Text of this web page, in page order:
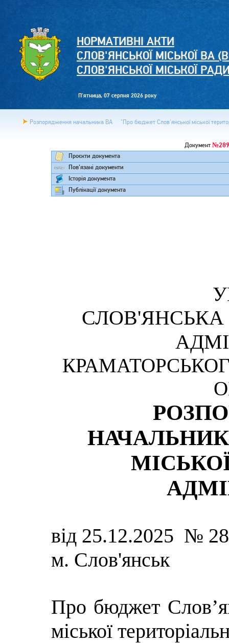
НОРМАТИВНІ АКТИ
СЛОВ'ЯНСЬКОЇ МІСЬКОЇ ВА
СЛОВ'ЯНСЬКОЇ МІСЬКОЇ
П'ятница, 07 серпня 2026 року
Розпорядження начальника ВА "Про бюджет Слов'янської міської
Документ
Проєкти документа
Пов'язані документи
Історія документа
Публікації документа
СЛОВ'ЯНСЬКА
від 25.12.2025 №
м. Слов'янськ
Про бюджет
міської